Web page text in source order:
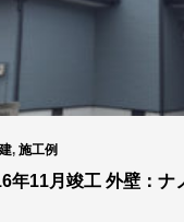
, 施工例
年11月竣工 外壁：ナ